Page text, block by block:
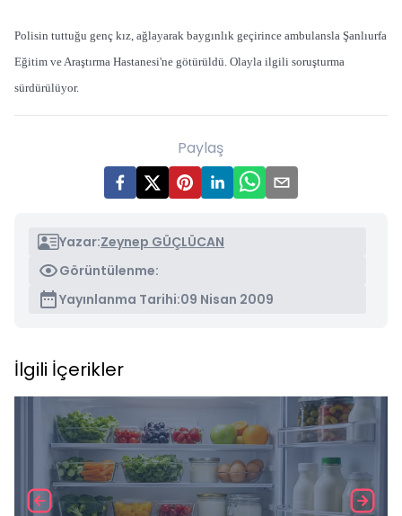
Polisin tuttuğu genç kız, ağlayarak baygınlık geçirince ambulansla Şanlıurfa
Eğitim ve Araştırma Hastanesi'ne götürüldü. Olayla ilgili soruşturma
sürdürülüyor.
Paylaş
Yazar:Zeynep GÜÇLÜCAN
Görüntülenme:
Yayınlanma Tarihi:09 Nisan 2009
İlgili İçerikler